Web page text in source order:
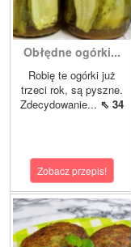
Obłędne ogórki...
Robię te ogórki już
trzeci rok, są pyszne.
Zdecydowanie... ⇖ 34
Zobacz przepis!